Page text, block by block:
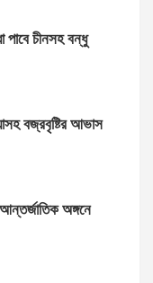
পাবে চীনসহ বন্ধু
বজ্রবৃষ্টির আভাস
আন্তর্জাতিক অঙ্গনে